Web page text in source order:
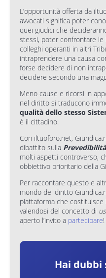
L’opportunità offerta da
avvocati significa poter
quei giudici che
stessi, poter confrontare
colleghi operanti in altri
intraprendere una causa
forse decidere di non
decidere secondo una
Meno cause e ricorsi in
nel diritto si traducono
qualità dello stesso
è il cittadino.
Con iltuoforo.net,
dibattito sulla
molti aspetti controverso,
obbiettivo prioritario della
Per raccontare questo e
mondo del diritto
piattaforma che costituisce
valendosi del concetto di
aperto l’invito a partecipare!
Hai dubbi